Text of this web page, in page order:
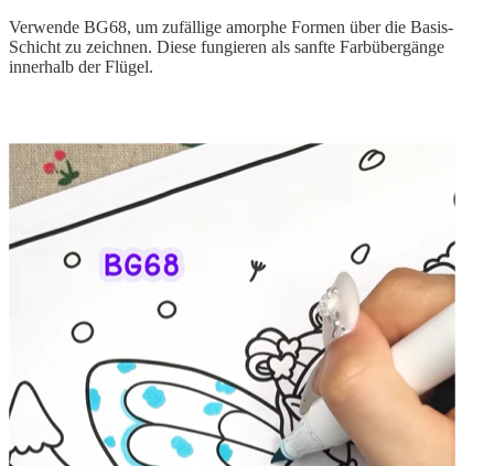
Verwende BG68, um zufällige amorphe Formen über die Basis-
Schicht zu zeichnen. Diese fungieren als sanfte Farbübergänge
innerhalb der Flügel.